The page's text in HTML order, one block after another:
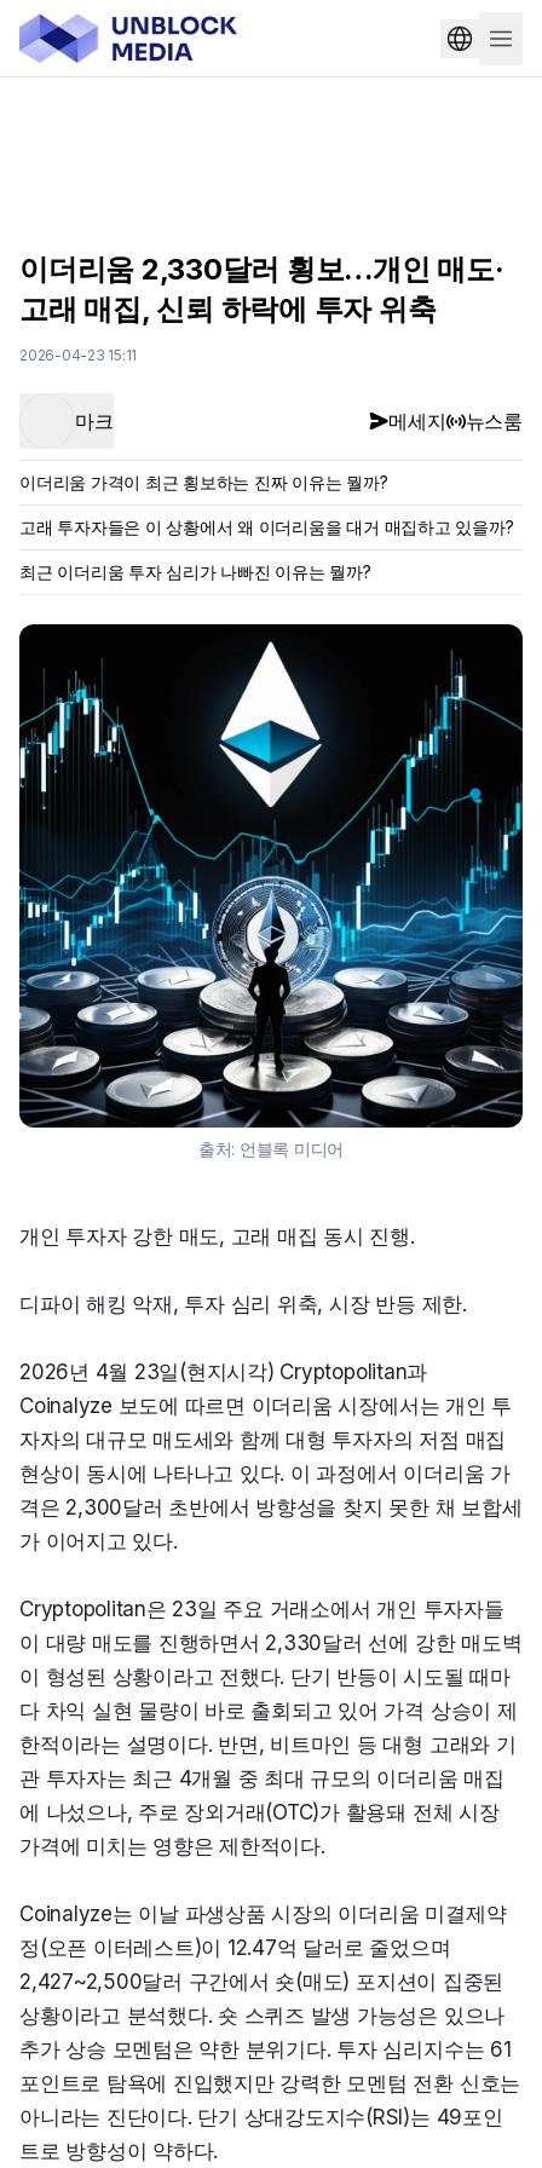
이더리움 2,330달러 횡보…개인 매도·
고래 매집, 신뢰 하락에 투자 위축
2026-04-23 15:11
마크 메세지 뉴스룸
이더리움 가격이 최근 횡보하는 진짜 이유는 뭘까?
고래 투자자들은 이 상황에서 왜 이더리움을 대거 매집하고 있을까?
최근 이더리움 투자 심리가 나빠진 이유는 뭘까?
출처: 언블록 미디어
개인 투자자 강한 매도, 고래 매집 동시 진행.
디파이 해킹 악재, 투자 심리 위축, 시장 반등 제한.
2026년 4월 23일(현지시각) Cryptopolitan과
Coinalyze 보도에 따르면 이더리움 시장에서는 개인 투
자자의 대규모 매도세와 함께 대형 투자자의 저점 매집
현상이 동시에 나타나고 있다. 이 과정에서 이더리움 가
격은 2,300달러 초반에서 방향성을 찾지 못한 채 보합세
가 이어지고 있다.
Cryptopolitan은 23일 주요 거래소에서 개인 투자자들
이 대량 매도를 진행하면서 2,330달러 선에 강한 매도벽
이 형성된 상황이라고 전했다. 단기 반등이 시도될 때마
다 차익 실현 물량이 바로 출회되고 있어 가격 상승이 제
한적이라는 설명이다. 반면, 비트마인 등 대형 고래와 기
관 투자자는 최근 4개월 중 최대 규모의 이더리움 매집
에 나섰으나, 주로 장외거래(OTC)가 활용돼 전체 시장
가격에 미치는 영향은 제한적이다.
Coinalyze는 이날 파생상품 시장의 이더리움 미결제약
정(오픈 이터레스트)이 12.47억 달러로 줄었으며
2,427~2,500달러 구간에서 숏(매도) 포지션이 집중된
상황이라고 분석했다. 숏 스퀴즈 발생 가능성은 있으나
추가 상승 모멘텀은 약한 분위기다. 투자 심리지수는 61
포인트로 탐욕에 진입했지만 강력한 모멘텀 전환 신호는
아니라는 진단이다. 단기 상대강도지수(RSI)는 49포인
트로 방향성이 약하다.